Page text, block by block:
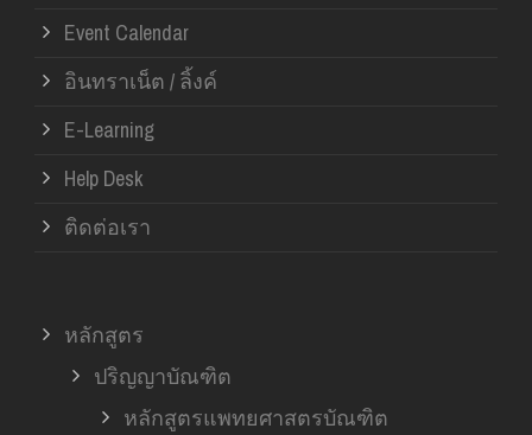
Event Calendar
อินทราเน็ต / ลิ้งค์
E-Learning
Help Desk
ติดต่อเรา
หลักสูตร
ปริญญาบัณฑิต
หลักสูตรแพทยศาสตรบัณฑิต